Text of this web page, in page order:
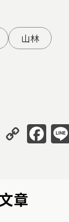
山林
C
o
y
Li
F
a
章